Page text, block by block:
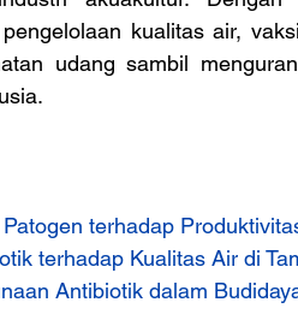
kualitas air,
udang sambil
terhadap
terhadap Kualitas Air di
Antibiotik dalam